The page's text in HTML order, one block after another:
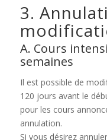
3.
A. Cours
semaines
Il est possible de
120 jours avant le
pour les cours
annulation.
Si vous désirez